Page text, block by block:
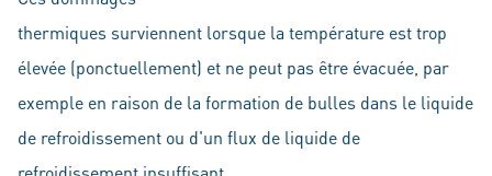
thermiques surviennent lorsque la température est trop
élevée (ponctuellement) et ne peut pas être évacuée, par
exemple en raison de la formation de bulles dans le liquide
de refroidissement ou d'un flux de liquide de